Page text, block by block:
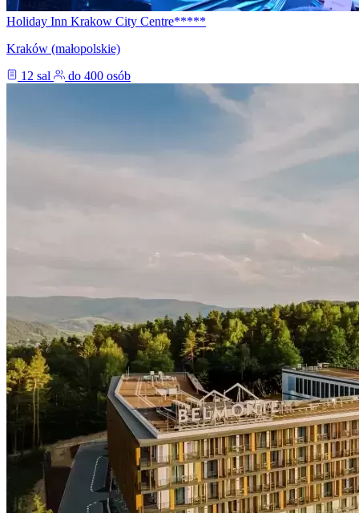
Holiday Inn Krakow City Centre*****
Kraków (małopolskie)
12 sal
do 400 osób